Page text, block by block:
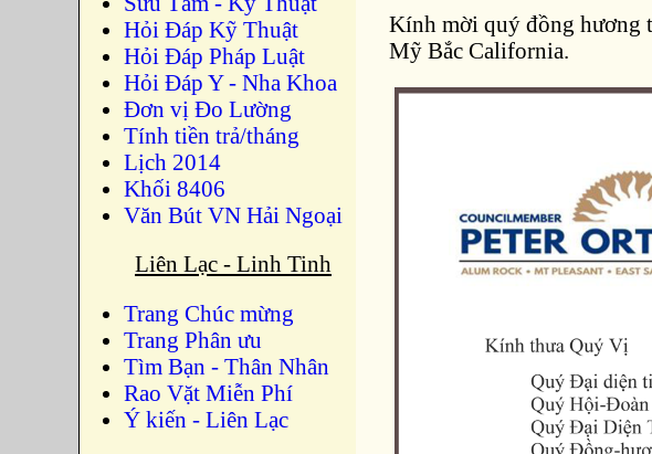
Hỏi Đáp Kỹ Thuật
Hỏi Đáp Pháp Luật
Hỏi Đáp Y - Nha Khoa
Đơn vị Đo Lường
Tính tiền trả/tháng
Lịch 2014
Khối 8406
Văn Bút VN Hải Ngoại
Liên Lạc - Linh Tinh
Trang Chúc mừng
Trang Phân ưu
Tìm Bạn - Thân Nhân
Rao Vặt Miễn Phí
Ý kiến - Liên Lạc
Kính mời quý đồng hương
Mỹ Bắc California.